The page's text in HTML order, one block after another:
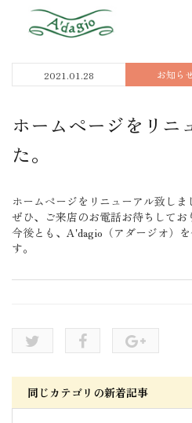
2021.01.28 お知ら
ホームページをリニ
た。
ホームページをリニューアル致しま
ぜひ、ご来店のお電話お待ちしてお
今後とも、A'dagio（アダージオ）
す。
同じカテゴリの新着記事